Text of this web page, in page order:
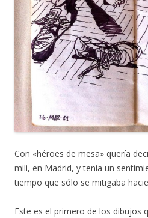
Con «héroes de mesa» quería
mili, en Madrid, y tenía un
tiempo que sólo se mitigaba
Este es el primero de los dibujos